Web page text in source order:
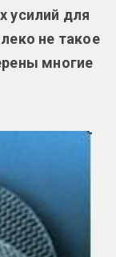
усилий для
не такое
многие